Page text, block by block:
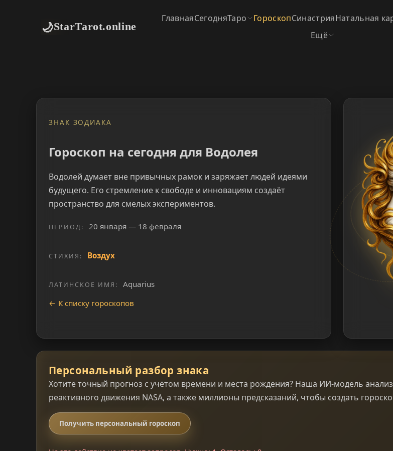
🌙StarTarot.online
ГлавнаяСегодняТаро ГороскопСинастрияНатальная
Ещё
ЗНАК ЗОДИАКА
Гороскоп на сегодня для Водолея
Водолей думает вне привычных рамок и заряжает людей идеями
будущего. Его стремление к свободе и инновациям создаёт
пространство для смелых экспериментов.
ПЕРИОД: 20 января — 18 февраля
СТИХИЯ: Воздух
ЛАТИНСКОЕ ИМЯ:
Aquarius
← К списку гороскопов
Персональный разбор знака
Хотите точный прогноз с учётом времени и места рождения? Наша ИИ‑модель
реактивного движения NASA, а также миллионы предсказаний, чтобы создать
Получить персональный гороскоп